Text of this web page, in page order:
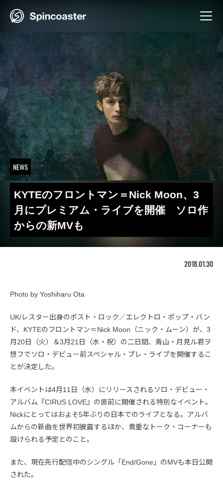
NEWS
KYTEのフロントマン＝Nick Moon、3
月にプレミアム・ライブを開催 ソロ作
からの新MVも
2018.01.30
Photo by Yoshiharu Ota
UK/レスター出身のポスト・ロック／エレクトロ・ポップ・バン
ド、KYTEのフロントマン＝Nick Moon（ニック・ムーン）が、3
月20日（火）＆3月21日（水・祝）の二日間、青山・月見ル君ヲ
想フでソロ・デビュー前スペシャル・プレ・ライブを開催するこ
とが決定した。
本イベントは4月11日（水）にリリースされるソロ・デビュー・
アルバム『CIRUS LOVE』の直前に開催される特別なイベント。
Nickにとってはおよそ5年ぶりの日本でのライブとなる。アルバ
ムからの新曲を世界初披露するほか、貴重なトーク・コーナーも
設けられる予定とのこと。
また、現在先行配信中のシングル「End/Gone」のMVも本日公開
された。